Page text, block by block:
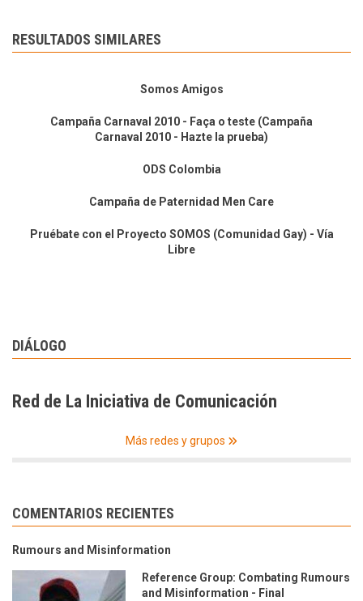
RESULTADOS SIMILARES
Somos Amigos
Campaña Carnaval 2010 - Faça o teste (Campaña
Carnaval 2010 - Hazte la prueba)
ODS Colombia
Campaña de Paternidad Men Care
Pruébate con el Proyecto SOMOS (Comunidad Gay) - Vía
Libre
DIÁLOGO
Red de La Iniciativa de Comunicación
Más redes y grupos
COMENTARIOS RECIENTES
Rumours and Misinformation
Reference Group: Combating Rumours
and Misinformation - Final